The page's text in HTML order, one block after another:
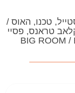
טכנו, האוס /
טראנס, פסיי